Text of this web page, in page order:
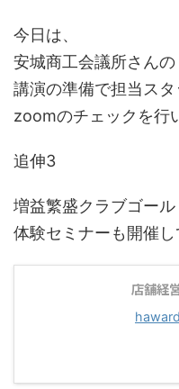
今日は、
安城商工会議所さんの
講演の準備で担当スタ
zoomのチェックを行
追伸3
増益繁盛クラブゴー
体験セミナーも開催
店舗経